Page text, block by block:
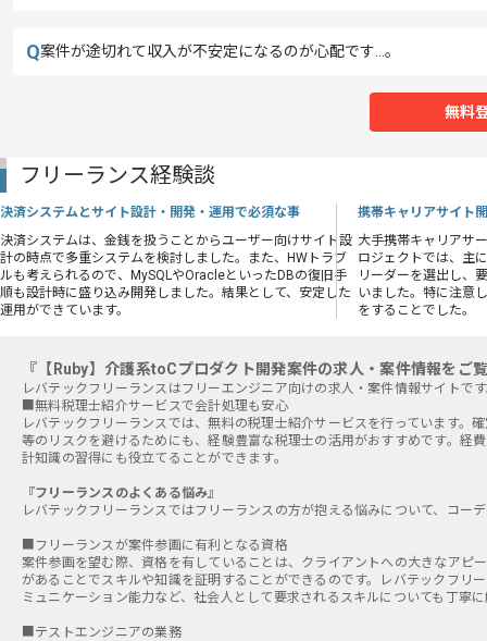
Q案件が途切れて収入が不安定になるのが心配です…。
無料
フリーランス経験談
決済システムとサイト設計・開発・運用で必須な事
決済システムは、金銭を扱うことからユーザー向けサイト設
計の時点で多重システムを検討しました。また、HWトラブ
ルも考えられるので、MySQLやOracleといったDBの復旧手
順も設計時に盛り込み開発しました。結果として、安定した
運用ができています。
携帯キャリアサイト
大手携帯キャリアサ
ロジェクトでは、主
リーダーを選出し、
いました。特に注意
をすることでした。
『【Ruby】介護系toCプロダクト開発案件の求人・案件情報をご
■無料税理士紹介サービスで会計処理も安心
レバテックフリーランスでは、無料の税理士紹介サービスを行っています
等のリスクを避けるためにも、経験豊富な税理士の活用がおすすめです。経
計知識の習得にも役立てることができます。
『フリーランスのよくある悩み』
レバテックフリーランスではフリーランスの方が抱える悩みについて、コー
■フリーランスが案件参画に有利となる資格
案件参画を望む際、資格を有していることは、クライアントへの大きなアピ
があることでスキルや知識を証明することができるのです。レバテックフリ
ミュニケーション能力など、社会人として要求されるスキルについても丁寧
■テストエンジニアの業務